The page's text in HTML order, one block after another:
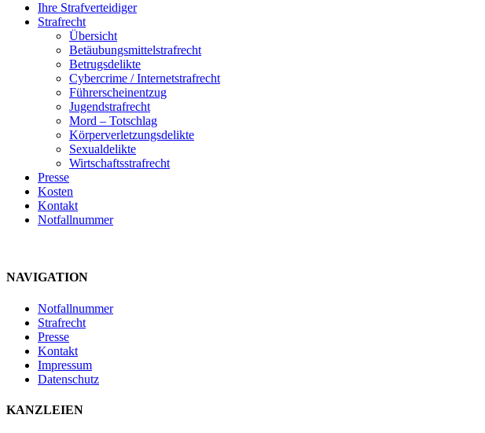
Ihre Strafverteidiger
Strafrecht
Übersicht
Betäubungsmittelstrafrecht
Betrugsdelikte
Cybercrime / Internetstrafrecht
Führerscheinentzug
Jugendstrafrecht
Mord – Totschlag
Körperverletzungsdelikte
Sexualdelikte
Wirtschaftsstrafrecht
Presse
Kosten
Kontakt
Notfallnummer
NAVIGATION
Notfallnummer
Strafrecht
Presse
Kontakt
Impressum
Datenschutz
KANZLEIEN